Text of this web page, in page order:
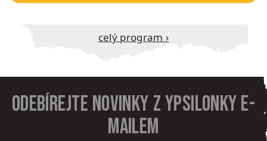
Celý program ›
Odebírejte novinky z Ypsilonky e-
mailem